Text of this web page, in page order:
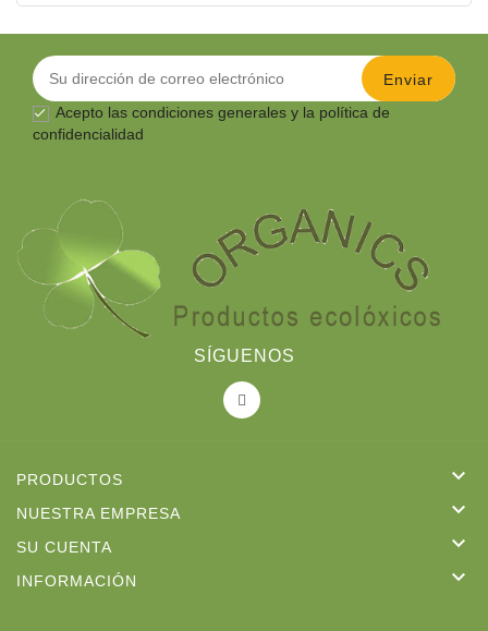
 Acepto las condiciones generales y la política de
confidencialidad
SÍGUENOS
PRODUCTOS 
NUESTRA EMPRESA 
SU CUENTA 
INFORMACIÓN 